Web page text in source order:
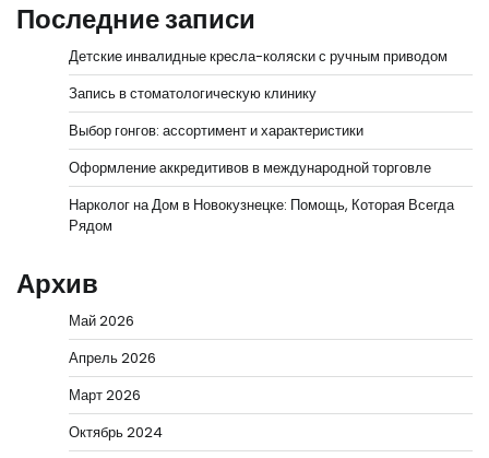
Последние записи
Детские инвалидные кресла-коляски с ручным приводом
Запись в стоматологическую клинику
Выбор гонгов: ассортимент и характеристики
Оформление аккредитивов в международной торговле
Нарколог на Дом в Новокузнецке: Помощь, Которая Всегда
Рядом
Архив
Май 2026
Апрель 2026
Март 2026
Октябрь 2024